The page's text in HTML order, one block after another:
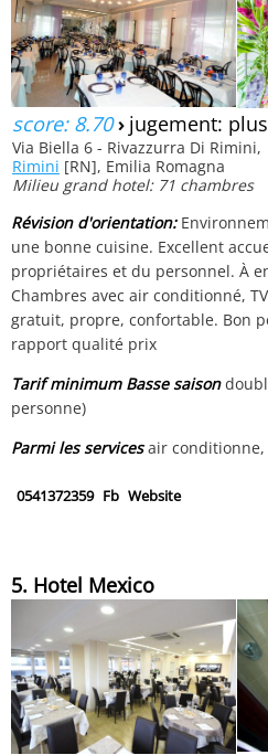
score: 8.70› jugement:
Via Biella 6 - Rivazzurra Di Rimini,
Rimini [RN], Emilia Romagna
Milieu grand hotel: 71 chambres
Révision d'orientation:
une bonne cuisine. Excellent
propriétaires et du personnel. À
Chambres avec air conditionné,
gratuit, propre, confortable. Bon
rapport qualité prix
Tarif minimum Basse saison
personne)
Parmi les servicesair conditionne,
0541372359 Fb Website
5. Hotel Mexico